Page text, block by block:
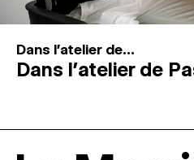
Dans l'atelier de...
Dans l’atelier de